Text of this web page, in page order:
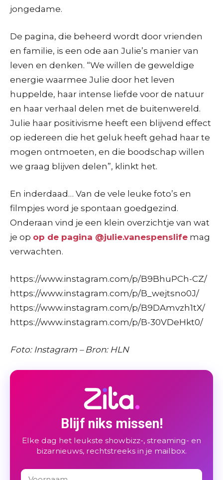
jongedame.
De pagina, die beheerd wordt door vrienden
en familie, is een ode aan Julie’s manier van
leven en denken. “We willen de geweldige
energie waarmee Julie door het leven
huppelde, haar intense liefde voor de natuur
en haar verhaal delen met de buitenwereld.
Julie haar positivisme heeft een blijvend effect
op iedereen die het geluk heeft gehad haar te
mogen ontmoeten, en die boodschap willen
we graag blijven delen”, klinkt het.
En inderdaad… Van de vele leuke foto’s en
filmpjes word je spontaan goedgezind.
Onderaan vind je een klein overzichtje van wat
je op op de pagina @julie.vanespenslife mag
verwachten.
https://www.instagram.com/p/B9BhuPCh-CZ/
https://www.instagram.com/p/B_wejtsno0J/
https://www.instagram.com/p/B9DAmvzh1tX/
https://www.instagram.com/p/B-30VDeHkt0/
Foto: Instagram – Bron: HLN
Blijf niks missen!
Elke dag het leukste showbizz-, streaming- en
bizarnieuws, rechtstreeks in je mailbox.